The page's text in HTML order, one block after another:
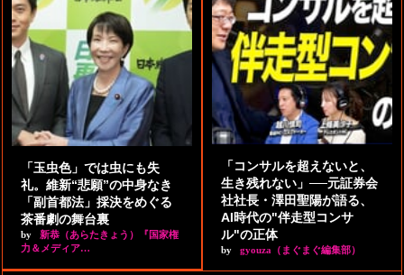
「玉虫色」では虫にも失
礼。維新“悲願”の中身なき
「副首都法」採決をめぐる
茶番劇の舞台裏
by
新恭（あらたきょう）『国家権
力＆メディア…
「コンサルを超えないと、
生き残れない」──元証券会
社社長・澤田聖陽が語る、
AI時代の"伴走型コンサ
ル"の正体
by gyouza（まぐまぐ編集部）